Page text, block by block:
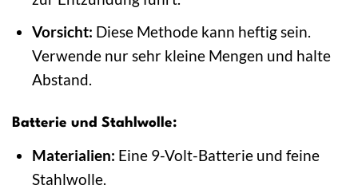
Vorsicht: Diese Methode kann heftig sein.
Verwende nur sehr kleine Mengen und halte
Abstand.
Batterie und Stahlwolle:
Materialien: Eine 9-Volt-Batterie und feine
Stahlwolle.